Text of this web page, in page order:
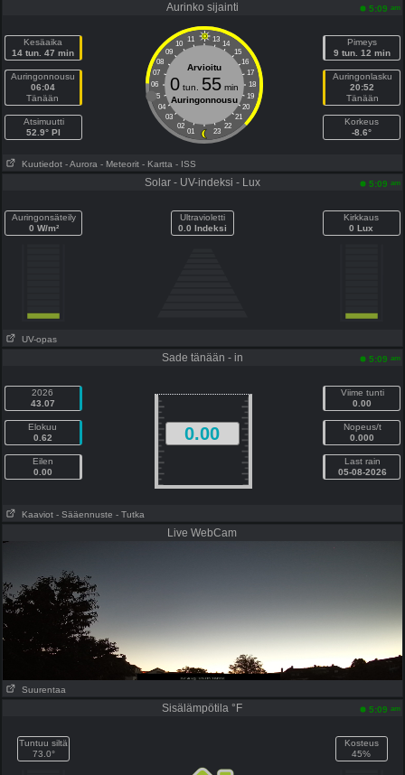
Aurinko sijainti 5:09 am
Kesäaika
14 tun. 47 min
Auringonnousu
06:04
Tänään
Atsimuutti
52.9° PI
11 13
10
14
09
15
08
16
07
17
06
18
05
19
04
20
03
21
02
22
01 23
Arvioitu
0tun. 55min
Auringonnousu
Pimeys
9 tun. 12 min
Auringonlasku
20:52
Tänään
Korkeus
-8.6°
Kuutiedot - Aurora - Meteorit - Kartta - ISS
Solar - UV-indeksi - Lux 5:09 am
Auringonsäteily
0 W/m²
Ultravioletti
0.0 Indeksi
Kirkkaus
0 Lux
UV-opas
Sade tänään - in 5:09 am
2026
43.07
Elokuu
0.62
Eilen
0.00
0.00
Viime tunti
0.00
Nopeus/t
0.000
Last rain
05-08-2026
Kaaviot - Sääennuste - Tutka
Live WebCam
Suurentaa
Sisälämpötila °F 5:09 am
Tuntuu siltä
73.0°
Kosteus
45%